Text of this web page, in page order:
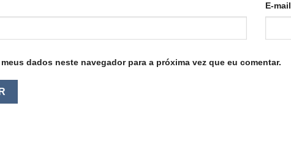
E-mail
dados neste navegador para a próxima vez que eu comentar.